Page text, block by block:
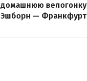
домашнюю велогонку
Эшборн — Франкфурт